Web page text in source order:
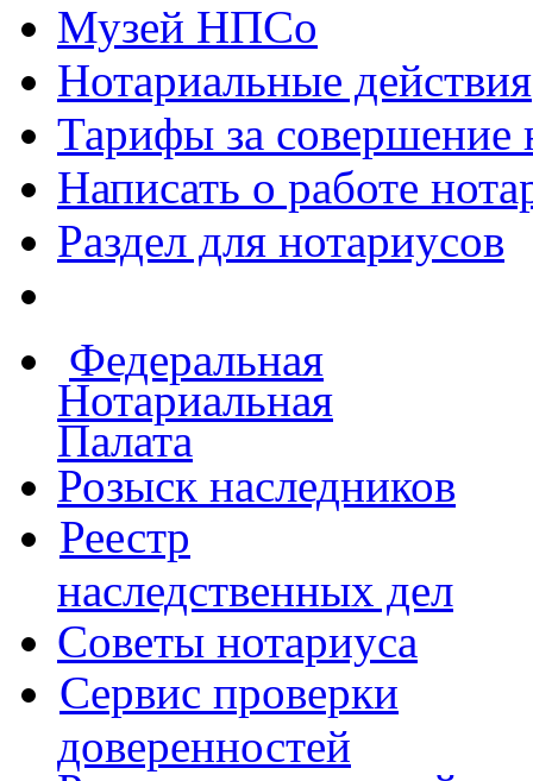
Музей НПСо
Нотариальные действия
Тарифы за совершение
Написать о работе
Раздел для нотариусов
Федеральная
Нотариальная
Палата
Розыск наследников
Реестр
наследственных дел
Советы нотариуса
Сервис проверки
доверенностей